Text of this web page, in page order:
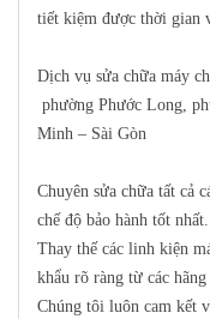
tiết kiệm được thời gian
Dịch vụ sửa chữa máy
phường Phước Long,
Minh – Sài Gòn
Chuyên sửa chữa tất cả
chế độ bảo hành tốt nhất.
Thay thế các linh kiện
khẩu rõ ràng từ các
Chúng tôi luôn cam kết